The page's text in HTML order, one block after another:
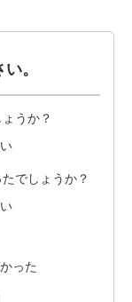
。
うか？
でしょうか？
った